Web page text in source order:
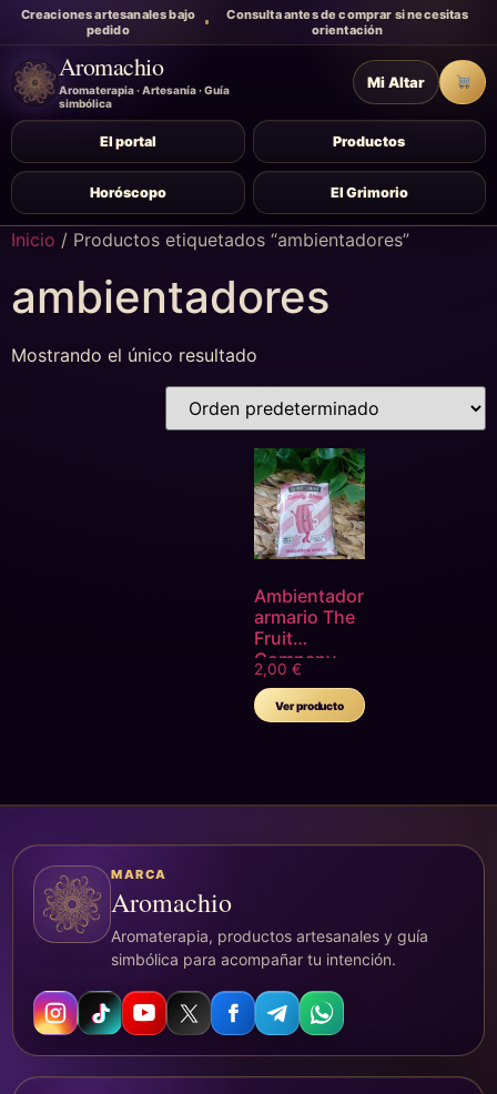
Creaciones artesanales bajo
pedido
Consulta antes de comprar si necesitas
orientación
Aromachio
Aromaterapia · Artesanía · Guía
simbólica
El portal Productos
Horóscopo El Grimorio
Mi Altar
Inicio / Productos etiquetados “ambientadores”
ambientadores
Mostrando el único resultado
Ambientador
armario The
Fruit
Company
2,00 €
Ver producto
MARCA
Aromachio
Aromaterapia, productos artesanales y guía
simbólica para acompañar tu intención.